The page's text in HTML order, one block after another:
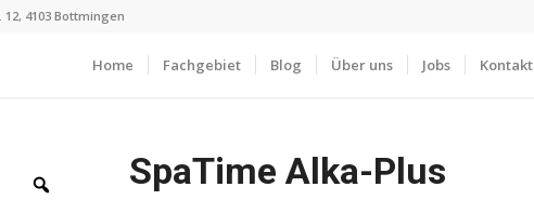
12, 4103 Bottmingen
Home Fachgebiet Blog Über uns Jobs Kontakt
SpaTime Alka-Plus